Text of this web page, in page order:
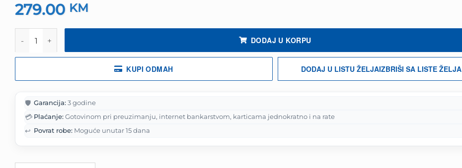
279.00 KM
DODAJ U KORPU
KUPI ODMAH DODAJ U LISTU ŽELJAIZBRIŠI SA LISTE ŽELJA
🛡️ Garancija:3 godine
💳 Plaćanje:Gotovinom pri preuzimanju, internet bankarstvom, karticama jednokratno i na rate
↩️ Povrat robe: Moguće unutar 15 dana